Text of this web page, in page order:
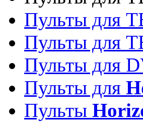
Пульты для
Пульты для
Пульты для
Пульты для
Пульты